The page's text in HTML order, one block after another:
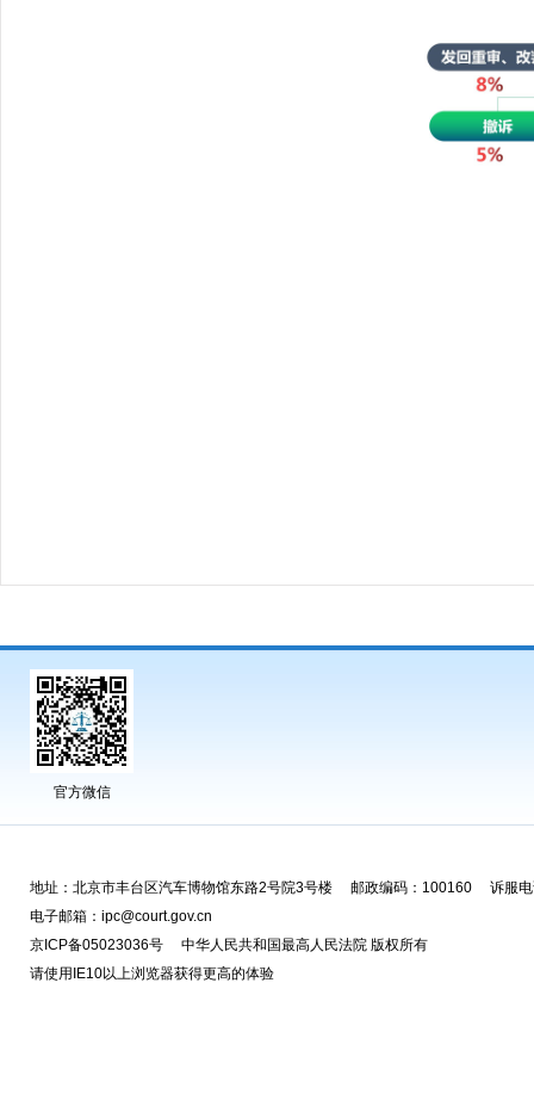
官方微信
地址：北京市丰台区汽车博物馆东路2号院3号楼 邮政编码：100160 诉服
电子邮箱：ipc@court.gov.cn
京ICP备05023036号 中华人民共和国最高人民法院 版权所有
请使用IE10以上浏览器获得更高的体验